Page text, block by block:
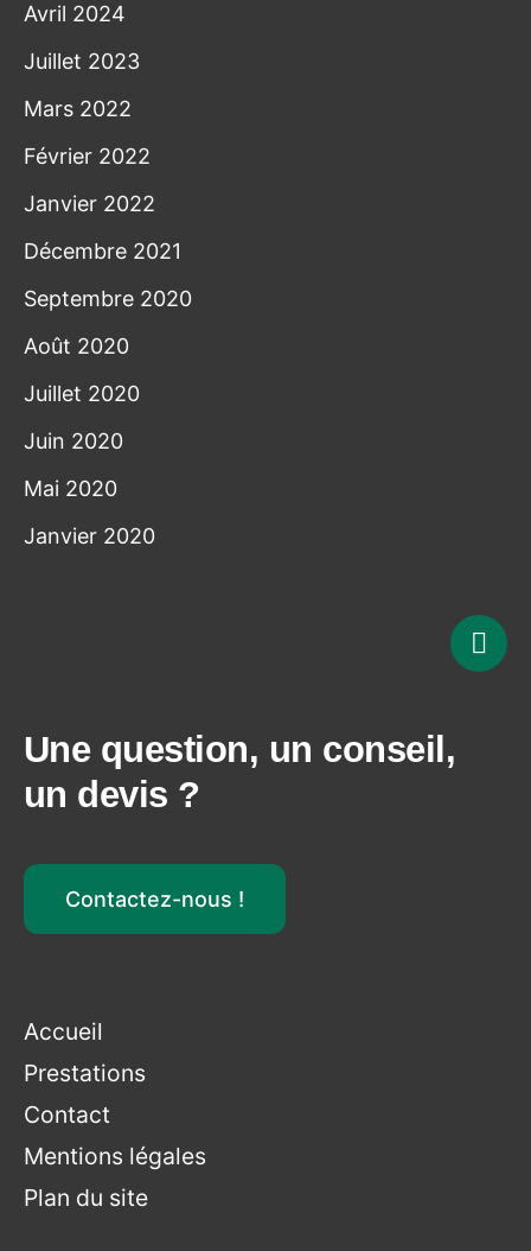
Avril 2024
Juillet 2023
Mars 2022
Février 2022
Janvier 2022
Décembre 2021
Septembre 2020
Août 2020
Juillet 2020
Juin 2020
Mai 2020
Janvier 2020
Une question, un conseil,
un devis ?
Contactez-nous !
Accueil
Prestations
Contact
Mentions légales
Plan du site